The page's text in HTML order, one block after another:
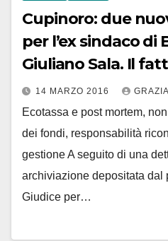
Cupinoro: due
per l’ex sindaco di
Giuliano Sala. Il
14 MARZO 2016
Ecotassa e post mortem,
dei fondi, responsabilità
gestione A seguito di una
archiviazione depositata dal
Giudice per…